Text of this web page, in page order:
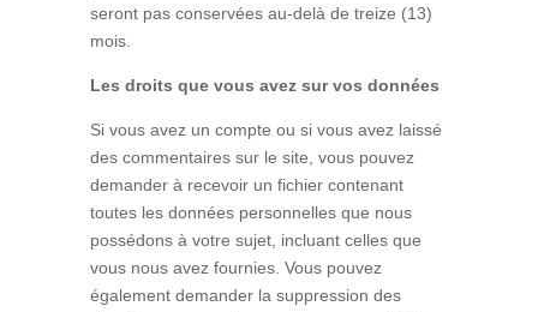
seront pas conservées au-delà de treize (13)
mois.
Les droits que vous avez sur vos données
Si vous avez un compte ou si vous avez laissé
des commentaires sur le site, vous pouvez
demander à recevoir un fichier contenant
toutes les données personnelles que nous
possédons à votre sujet, incluant celles que
vous nous avez fournies. Vous pouvez
également demander la suppression des